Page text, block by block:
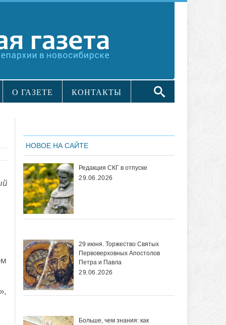
О ГАЗЕТЕ КОНТАКТЫ
НОВОЕ НА САЙТЕ
Редакция СКГ в отпуске
29.06.2026
29 июня. Торжество Святых
Первоверховных Апостолов
Петра и Павла
29.06.2026
Больше, чем знания: как